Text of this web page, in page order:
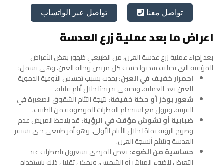
تواصل معنا تواصل عبر الواتساب
اعراض ما بعد عملية زرع العدسة
بعد إجراء عملية زرع عدسة العين، من الطبيعي ظهور بعض الأعراض
المؤقتة التي تختلف شدتها حسب كل مريض وحالة العين، وهي تشمل:
احمرار خفيف في العين:يحدث بسبب تحسس الأوعية الدموية
للعين بعد العملية، ويختفي تدريجيًا خلال أيام قليلة.
شعور بوخز أو حكة خفيفة:نتيجة التئام الشقوق الصغيرة في
القرنية، ويزول مع استخدام القطرات الموصوفة من الطبيب.
ضبابية أو تشوش مؤقت في الرؤية:قد يلاحظ المريض عدم
وضوح الرؤية تمامًا خلال الأيام الأولى، وهو أمر طبيعي حتى تستقر
العدسة وتلتئم أنسجة العين.
حساسية من الضوء:بعض المرضى يشعرون باضطراب عند